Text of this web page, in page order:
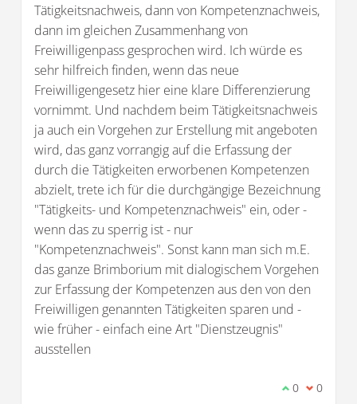
Tätigkeitsnachweis, dann von Kompetenznachweis,
dann im gleichen Zusammenhang von
Freiwilligenpass gesprochen wird. Ich würde es
sehr hilfreich finden, wenn das neue
Freiwilligengesetz hier eine klare Differenzierung
vornimmt. Und nachdem beim Tätigkeitsnachweis
ja auch ein Vorgehen zur Erstellung mit angeboten
wird, das ganz vorrangig auf die Erfassung der
durch die Tätigkeiten erworbenen Kompetenzen
abzielt, trete ich für die durchgängige Bezeichnung
"Tätigkeits- und Kompetenznachweis" ein, oder -
wenn das zu sperrig ist - nur
"Kompetenznachweis". Sonst kann man sich m.E.
das ganze Brimborium mit dialogischem Vorgehen
zur Erfassung der Kompetenzen aus den von den
Freiwilligen genannten Tätigkeiten sparen und -
wie früher - einfach eine Art "Dienstzeugnis"
ausstellen
Ich stimme
0 Ich bin
0